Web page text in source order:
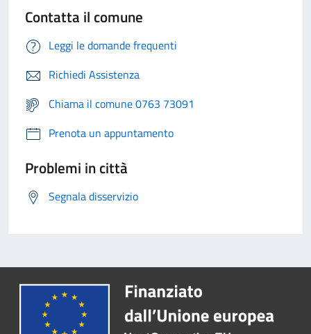
Contatta il comune
Leggi le domande frequenti
Richiedi Assistenza
Chiama il comune 0763 73091
Prenota un appuntamento
Problemi in città
Segnala disservizio